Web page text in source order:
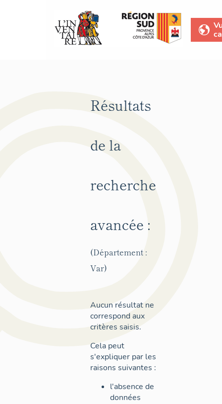
Résultats
de la
recherche
avancée :
(Département :
Var)
Aucun résultat ne
correspond aux
critères saisis.
Cela peut
s'expliquer par les
raisons suivantes :
l'absence de
données